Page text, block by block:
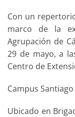
Con un
marco de la
Agrupación de
29 de mayo, a
Centro de
Campus Santiago
Ubicado en